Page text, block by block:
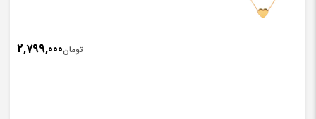
تومان2,799,000